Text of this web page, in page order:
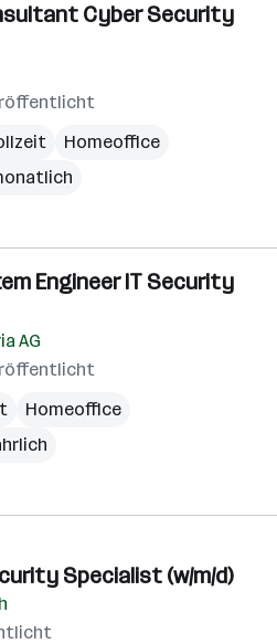
Cyber Security
Homeoffice
Engineer IT Security
AG
Homeoffice
Specialist (w/m/d)